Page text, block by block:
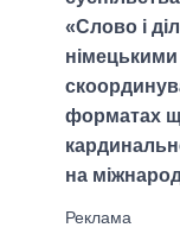
«Слово і
форматах
на